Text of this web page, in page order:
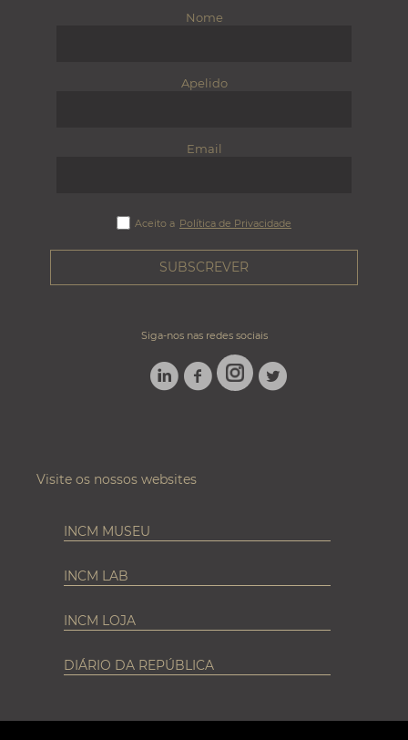
Nome
Apelido
Email
Aceito a Política de Privacidade
Siga-nos nas redes sociais
LINKEDINFACEBOOK
INSTAGRAM
TWITTER
Visite os nossos websites
INCM MUSEU
INCM LAB
INCM LOJA
DIÁRIO DA REPÚBLICA